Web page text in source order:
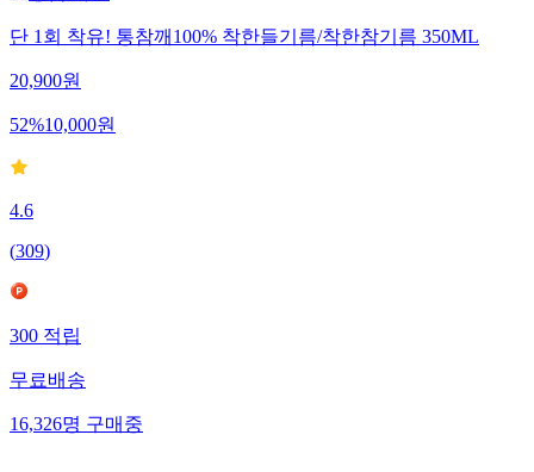
단 1회 착유! 통참깨100% 착한들기름/착한참기름 350ML
20,900원
52%10,000원
4.6
(309)
300 적립
무료배송
16,326명 구매중